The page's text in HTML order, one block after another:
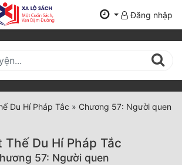
Đăng nhập
Du Hí Pháp Tắc » Chương 57: Người quen
Thế Du Hí Pháp Tắc
57: Người quen